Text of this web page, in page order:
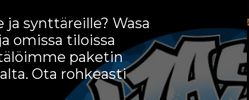
synttäreille? Wasa
omissa tiloissa
paketin
Ota rohkeasti